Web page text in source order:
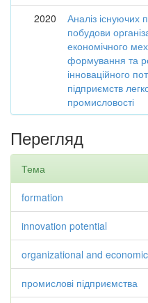
2020
Аналіз існуючих
побудови
економічного
формування та
інноваційного
підприємств
промисловості
Перегляд
Тема
formation
innovation potential
organizational and
промислові підприємства